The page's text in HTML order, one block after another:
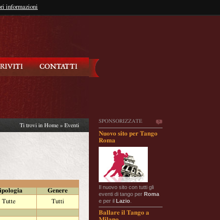
informazioni
SPONSORIZZATE
Nuovo sito per Tango
Roma
Il nuovo sito con tutti gli
eventi di tango per Roma
e per il Lazio
Ballare il Tango a
Ti trovi in Home » Eventi
Genere
Tutte
Tutti